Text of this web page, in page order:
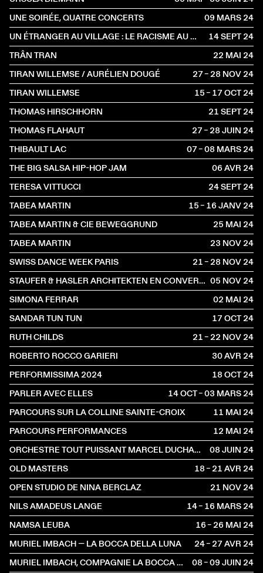
UNE SOIRÉE, QUATRE CONCERTS
09 MARS2024
UN ÉTRANGER AU VILLAGE : LE RACISME AU MIROIR DE JAMES BALDWIN
14 SEPT2024
TRÂN TRAN
22 MAI2024
TIRAN WILLEMSE / AURÉLIEN DOUGÉ
27 – 28 NOV2024
TIRAN WILLEMSE
15 – 17 OCT2024
THOMAS HIRSCHHORN
21 SEPT2024
THOMAS FLAHAUT
27 – 28 JUIN2024
THIBAULT LAC
07 – 08 MARS2024
THE BIG SALSA HIP-HOP JAM
06 AVR2024
TERESA VITTUCCI
24 SEPT2024
TABEA MARTIN
15 – 16 JANV2024
TABEA MARTIN & CIE BEWEGGRUND
25 MAI2024
TABEA MARTIN
23 NOV2024
SWISS DANCE WEEK PARIS
21 – 28 NOV2024
STAUFER & HASLER ARCHITEKTEN EN CONVERSATION AVEC BENOÎT PIÉRON 05 NOV2024
SIMONA FERRAR
02 MAI2024
SANDAR TUN TUN
17 OCT2024
RUTH CHILDS
21 – 22 NOV2024
ROBERTO ROCCO GARIERI
30 AVR2024
PERFORMISSIMA 2024
18 OCT2024
PARLER AVEC ELLES
14 OCT – 03 MARS2024
PARCOURS SUR LA COLLINE SAINTE-CROIX
11 MAI2024
PARCOURS PERFORMANCES
12 MAI2024
ORCHESTRE TOUT PUISSANT MARCEL DUCHAMP
08 JUIN2024
OLD MASTERS
18 – 21 AVR2024
OPEN STUDIO DE NINA BERCLAZ
21 NOV2024
NILS AMADEUS LANGE
14 – 16 MARS2024
NAMSA LEUBA
16 – 26 MAI2024
MURIEL IMBACH — LA BOCCA DELLA LUNA
24 – 27 AVR2024
MURIEL IMBACH, COMPAGNIE LA BOCCA DELLA LUNA
08 – 09 JUIN2024